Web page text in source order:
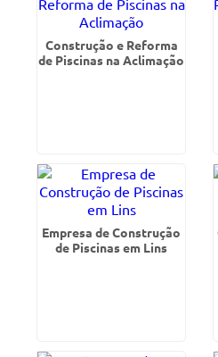
Construção e Reforma
de Piscinas na Aclimação
Empresa de Construção
de Piscinas em Lins